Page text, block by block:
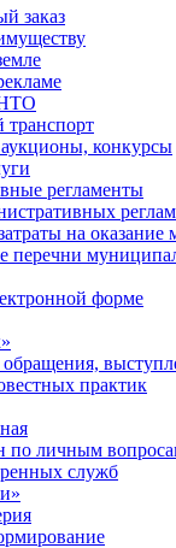
заказ
конкурсы
регламенты
на оказание
перечни
форме
практик
по личным
служб